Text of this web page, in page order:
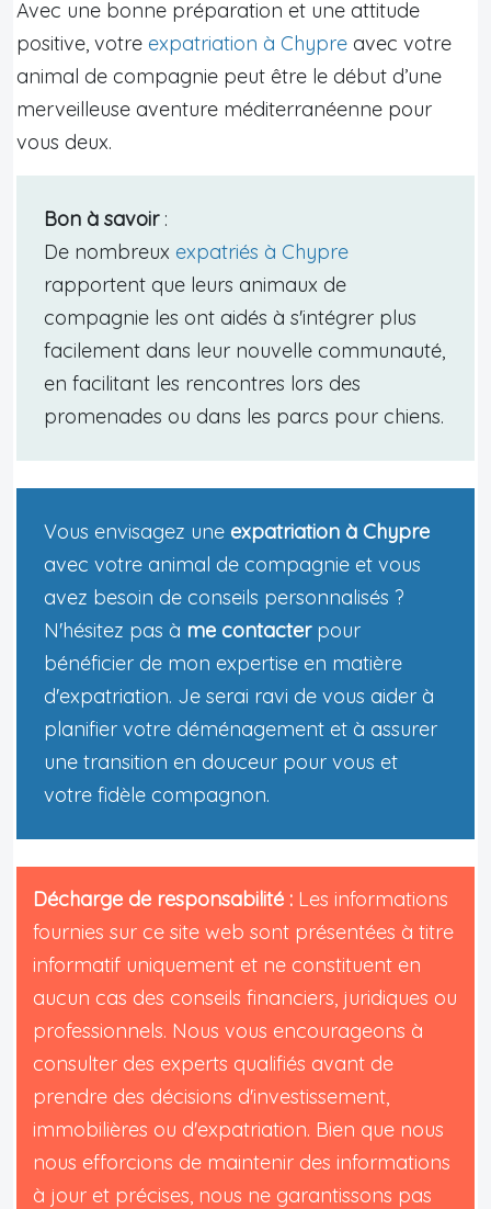
Avec une bonne préparation et une attitude
positive, votre expatriation à Chypre avec votre
animal de compagnie peut être le début d’une
merveilleuse aventure méditerranéenne pour
vous deux.
Bon à savoir:
De nombreux expatriés à Chypre
rapportent que leurs animaux de
compagnie les ont aidés à s'intégrer plus
facilement dans leur nouvelle communauté,
en facilitant les rencontres lors des
promenades ou dans les parcs pour chiens.
Vous envisagez une expatriation à Chypre
avec votre animal de compagnie et vous
avez besoin de conseils personnalisés ?
N'hésitez pas à me contacterpour
bénéficier de mon expertise en matière
d'expatriation. Je serai ravi de vous aider à
planifier votre déménagement et à assurer
une transition en douceur pour vous et
votre fidèle compagnon.
Décharge de responsabilité : Les informations
fournies sur ce site web sont présentées à titre
informatif uniquement et ne constituent en
aucun cas des conseils financiers, juridiques ou
professionnels. Nous vous encourageons à
consulter des experts qualifiés avant de
prendre des décisions d'investissement,
immobilières ou d'expatriation. Bien que nous
nous efforcions de maintenir des informations
à jour et précises, nous ne garantissons pas